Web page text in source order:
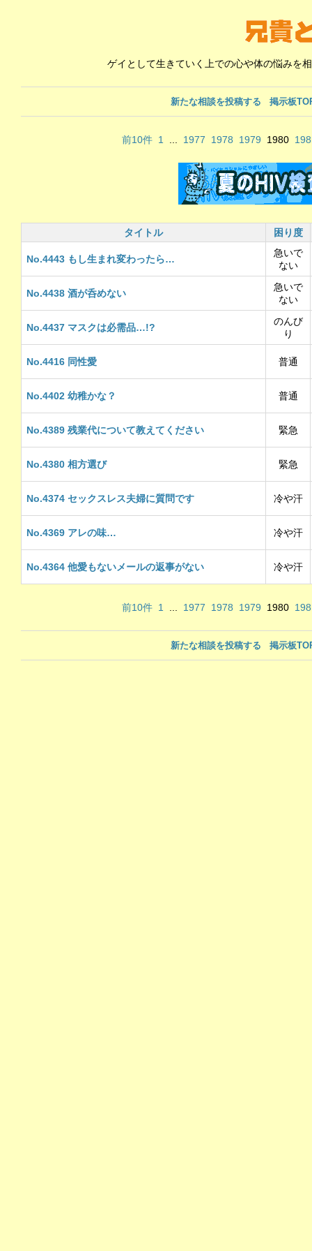
ゲイとして生きていく上での心や体の悩みを
新たな相談を投稿する 掲示板
前10件 1 1977 1978 1979 1980
タイトル 困り度
No.4443 もし生まれ変わったら…
急いで
ない
No.4438 酒が呑めない
急いで
ない
No.4437 マスクは必需品…!?
のんび
り
No.4416 同性愛 普通
No.4402 幼稚かな？ 普通
No.4389 残業代について教えてください 緊急
No.4380 相方選び 緊急
No.4374 セックスレス夫婦に質問です 冷や汗
No.4369 アレの味… 冷や汗
No.4364 他愛もないメールの返事がない 冷や汗
前10件 1 1977 1978 1979 1980
新たな相談を投稿する 掲示板